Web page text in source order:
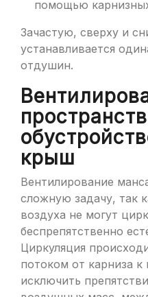
помощью
Зачастую, сверху и
устанавливается
отдушин.
крыш
Вентилирование
сложную задачу, так
воздуха не могут
беспрепятственно
Циркуляция
потоком от карниза к
исключить